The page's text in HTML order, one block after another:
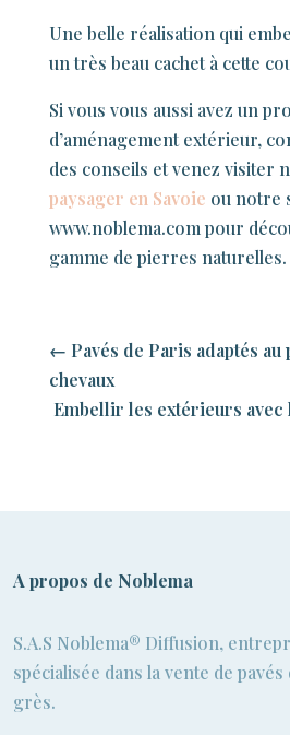
Une belle réalisation qui
un très beau cachet à cette
Si vous vous aussi avez un
d’aménagement extérieur,
des conseils et venez visiter
paysager en Savoie ou notre
www.noblema.com pour
gamme de pierres naturelles.
← Pavés de Paris adaptés au
chevaux
Embellir les extérieurs avec
A propos de Noblema
S.A.S Noblema® Diffusion,
spécialisée dans la vente de
grès.